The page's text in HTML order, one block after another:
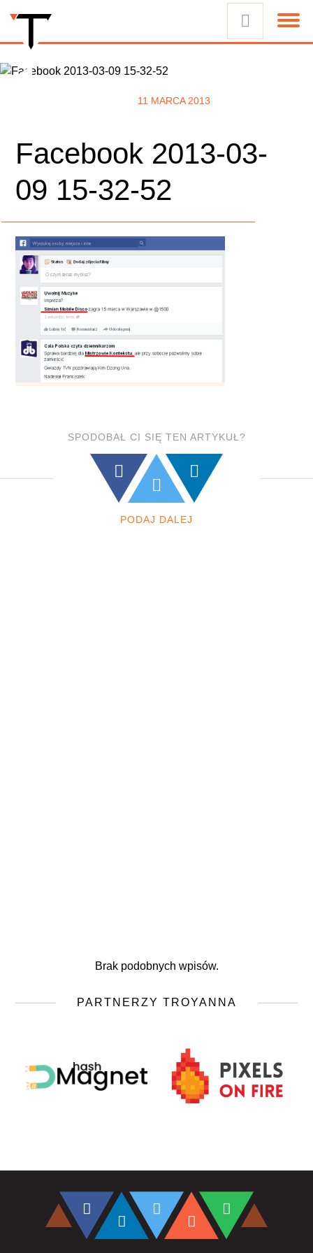
11 MARCA 2013
Facebook 2013-03-
09 15-32-52
SPODOBAŁ CI SIĘ TEN ARTYKUŁ?
PODAJ DALEJ
Brak podobnych wpisów.
PARTNERZY TROYANNA